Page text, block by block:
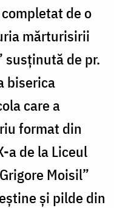
de o
mărturisirii
de pr.
biserica
care a
format din
a de la Liceul
Moisil”
și pilde din